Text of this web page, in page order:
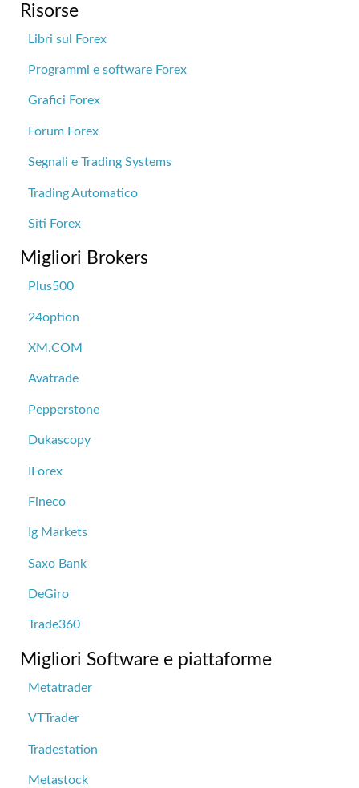
Risorse
Libri sul Forex
Programmi e software Forex
Grafici Forex
Forum Forex
Segnali e Trading Systems
Trading Automatico
Siti Forex
Migliori Brokers
Plus500
24option
XM.COM
Avatrade
Pepperstone
Dukascopy
IForex
Fineco
Ig Markets
Saxo Bank
DeGiro
Trade360
Migliori Software e piattaforme
Metatrader
VTTrader
Tradestation
Metastock